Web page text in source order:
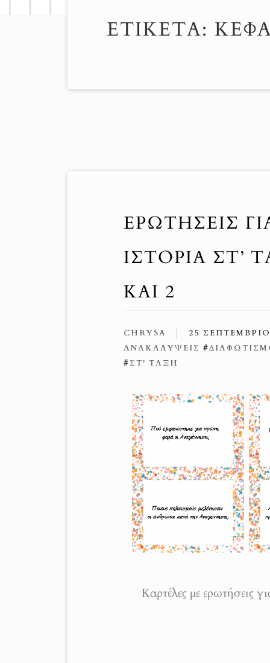
ΕΤΙΚΈΤΑ:
ΕΡΩΤΉΣΕΙΣ
ΙΣΤΟΡΊΑ ΣΤ’
ΚΑΙ 2
CHRYSA 25
ΑΝΑΚΑΛΥΨΕΙΣ #
#ΣΤ' ΤΑΞΗ
Καρτέλες με ερωτήσεις